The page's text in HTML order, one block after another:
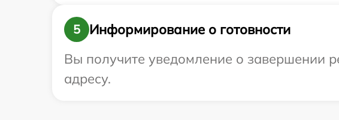
5
Информирование о готовности
Вы получите уведомление о завершении
адресу.